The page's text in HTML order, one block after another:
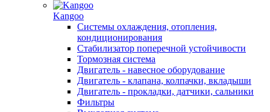
Kangoo
Системы охлаждения, отопления,
кондиционирования
Стабилизатор поперечной устойчивости
Тормозная система
Двигатель - навесное оборудование
Двигатель - клапана, колпачки, вкладыши
Двигатель - прокладки, датчики, сальники
Фильтры